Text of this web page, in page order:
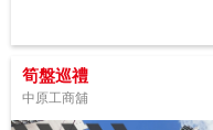
筍盤巡禮
中原工商舖